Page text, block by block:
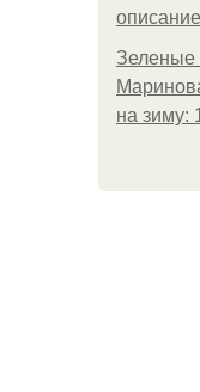
Зеленые
на зиму: